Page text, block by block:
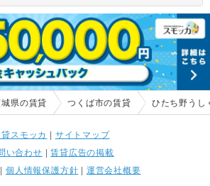
県の賃貸 つくば市の賃貸 ひたち野うし
スモッカ | サイトマップ
い合わせ |賃貸広告の掲載
| 個人情報保護方針 | 運営会社概要